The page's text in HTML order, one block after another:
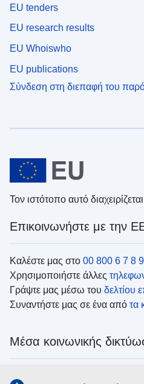
EU tenders
EU research results
EU Whoiswho
EU publications
Σύνδεση στη διεπαφή του
Τον ιστότοπο αυτό
Επικοινωνήστε με την
Καλέστε μας στο 00 800 6 7 8
Χρησιμοποιήστε άλλες
Γράψτε μας μέσω του δελτίου
Συναντήστε μας σε ένα από τα
Μέσα κοινωνικής